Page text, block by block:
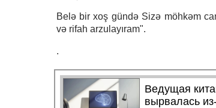
Belə bir xoş gündə Sizə möhkəm
və rifah arzulayıram".
.